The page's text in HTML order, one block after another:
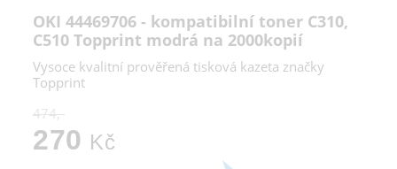
OKI 44469706 - kompatibilní toner C310,
C510 Topprint modrá na 2000kopií
Vysoce kvalitní prověřená tisková kazeta značky
Topprint
474,-
270 Kč